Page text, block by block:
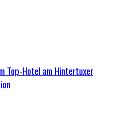
Top-Hotel am Hintertuxer